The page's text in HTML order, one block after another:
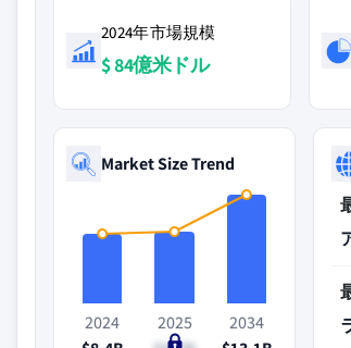
2024年市場規模
$ 84億米ドル
Market Size Trend
2024
2025
2034